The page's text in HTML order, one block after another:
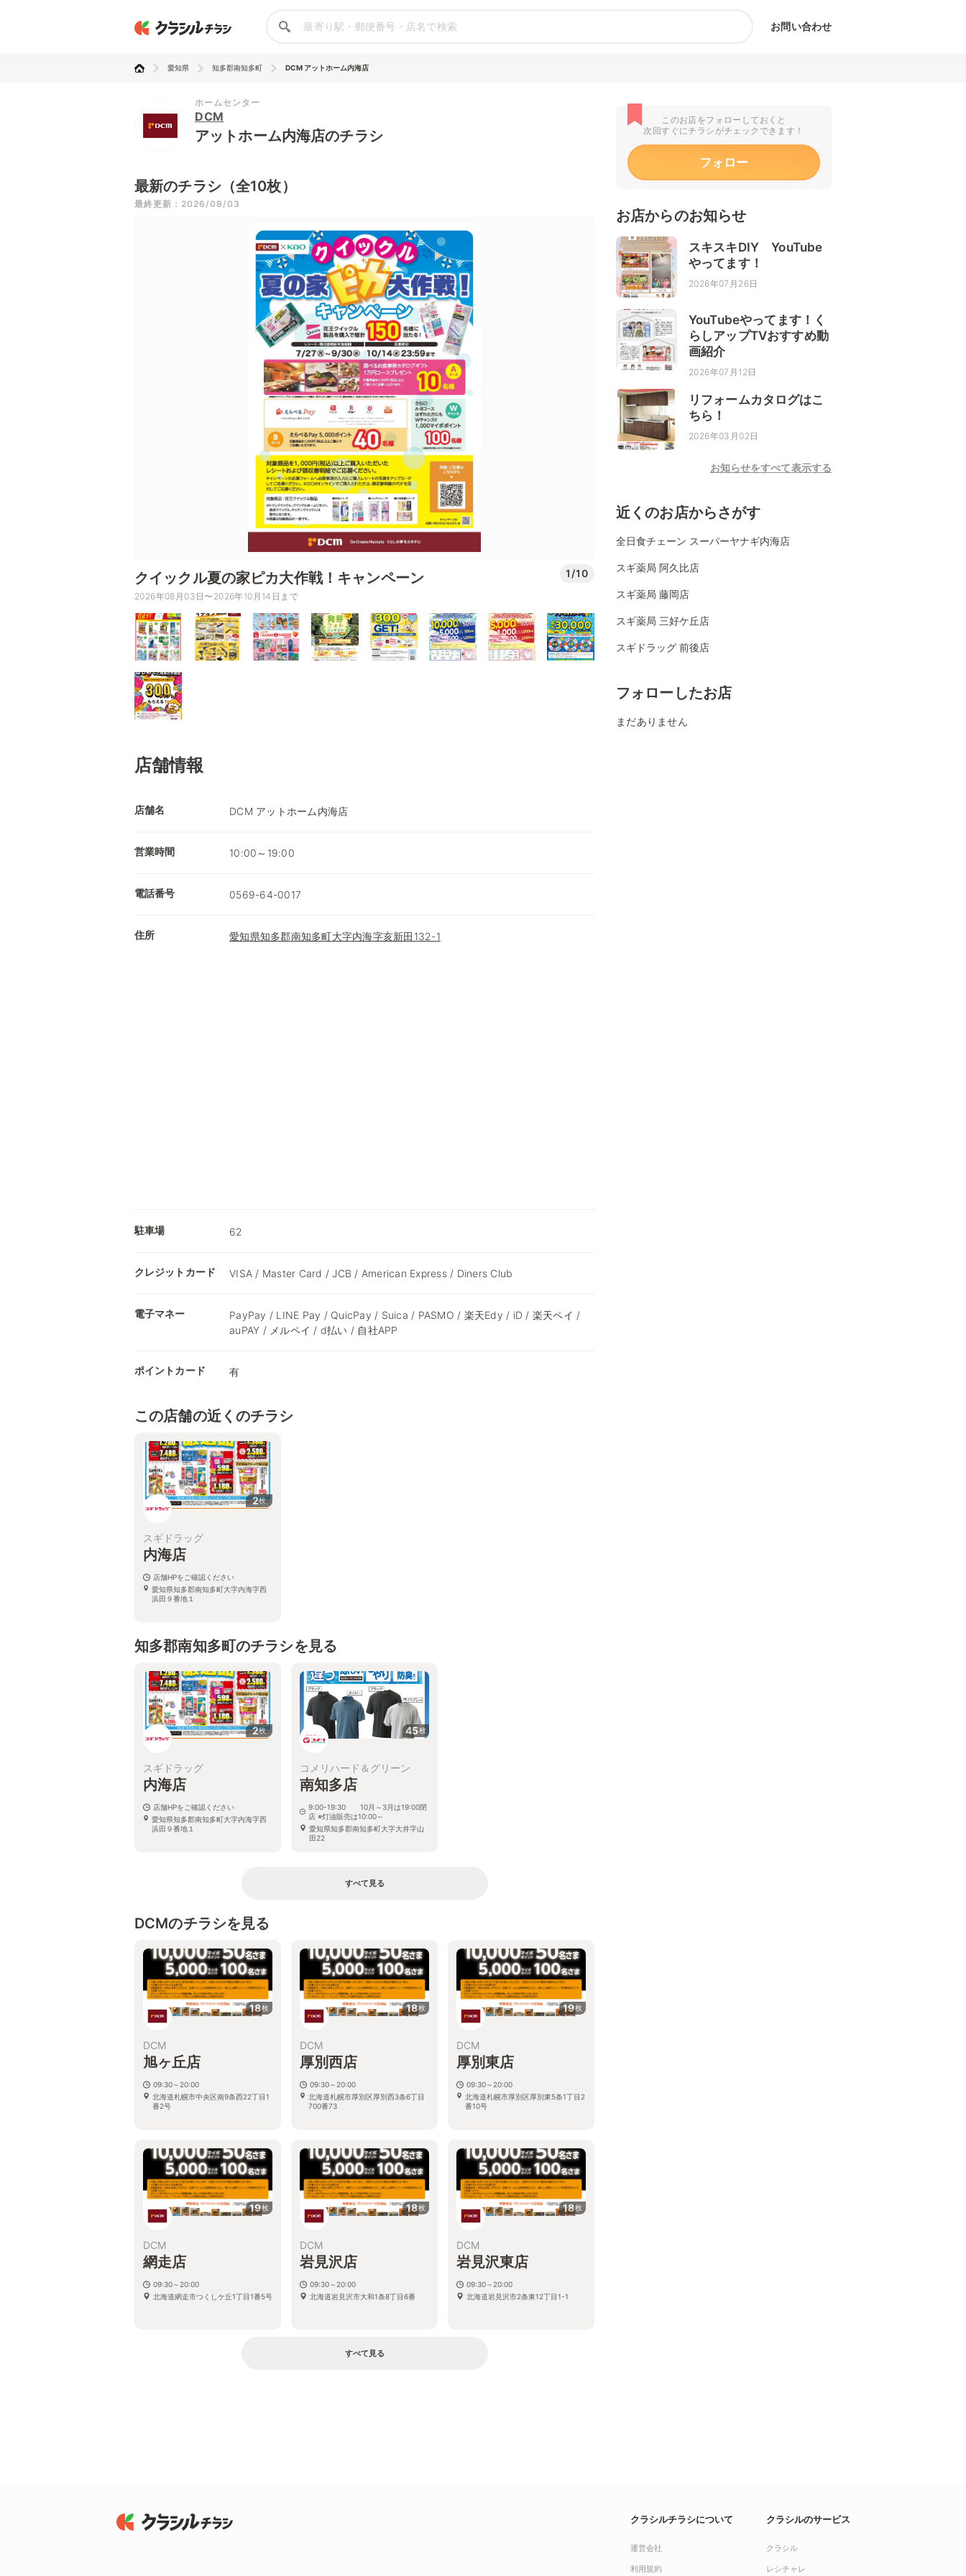
お問い合わせ
愛知県 知多郡南知多町 DCM アットホーム内海店
ホームセンター
DCM
アットホーム内海店のチラシ
最新のチラシ（全10枚）
最終更新：2026/08/03
クイックル夏の家ピカ大作戦！キャンペーン 1/10
2026年08月03日〜2026年10月14日まで
店舗情報
店舗名 DCM アットホーム内海店
営業時間 10:00～19:00
電話番号 0569-64-0017
住所 愛知県知多郡南知多町大字内海字亥新田132-1
駐車場 62
クレジットカード VISA / Master Card / JCB / American Express / Diners Club
電子マネー
PayPay / LINE Pay / QuicPay / Suica / PASMO / 楽天Edy / iD / 楽天ペイ /
auPAY / メルペイ / d払い / 自社APP
ポイントカード 有
この店舗の近くのチラシ
2枚
スギドラッグ
内海店
店舗HPをご確認ください
愛知県知多郡南知多町大字内海字西
浜田９番地１
知多郡南知多町のチラシを見る
2枚
スギドラッグ
内海店
店舗HPをご確認ください
愛知県知多郡南知多町大字内海字西
浜田９番地１
45枚
コメリハード＆グリーン
南知多店
9:00-19:30 10月～3月は19:00閉
店 ※灯油販売は10:00～
愛知県知多郡南知多町大字大井字山
田22
すべて見る
DCMのチラシを見る
18枚
DCM
旭ヶ丘店
09:30～20:00
北海道札幌市中央区南9条西22丁目1
番2号
18枚
DCM
厚別西店
09:30～20:00
北海道札幌市厚別区厚別西3条6丁目
700番73
19枚
DCM
厚別東店
09:30～20:00
北海道札幌市厚別区厚別東5条1丁目2
番10号
19枚
DCM
網走店
09:30～20:00
北海道網走市つくしケ丘1丁目1番5号
18枚
DCM
岩見沢店
09:30～20:00
北海道岩見沢市大和1条8丁目6番
18枚
DCM
岩見沢東店
09:30～20:00
北海道岩見沢市2条東12丁目1-1
すべて見る
このお店をフォローしておくと
次回すぐにチラシがチェックできます！
フォロー
お店からのお知らせ
スキスキDIY YouTube
やってます！
2026年07月26日
YouTubeやってます！く
らしアップTVおすすめ動
画紹介
2026年07月12日
リフォームカタログはこ
ちら！
2026年03月02日
お知らせをすべて表示する
近くのお店からさがす
全日食チェーン スーパーヤナギ内海店
スギ薬局 阿久比店
スギ薬局 藤岡店
スギ薬局 三好ケ丘店
スギドラッグ 前後店
フォローしたお店
まだありません
クラシルチラシについて
運営会社
利用規約
クラシルのサービス
クラシル
レシチャレ